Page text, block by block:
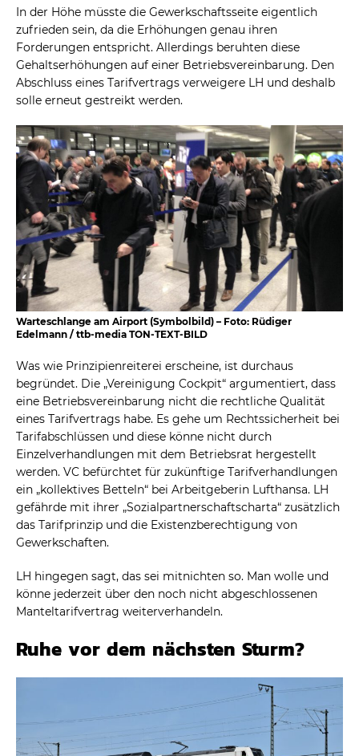
In der Höhe müsste die Gewerkschaftsseite eigentlich
zufrieden sein, da die Erhöhungen genau ihren
Forderungen entspricht. Allerdings beruhten diese
Gehaltserhöhungen auf einer Betriebsvereinbarung. Den
Abschluss eines Tarifvertrags verweigere LH und deshalb
solle erneut gestreikt werden.
Warteschlange am Airport (Symbolbild) – Foto: Rüdiger
Edelmann / ttb-media TON-TEXT-BILD
Was wie Prinzipienreiterei erscheine, ist durchaus
begründet. Die „Vereinigung Cockpit“ argumentiert, dass
eine Betriebsvereinbarung nicht die rechtliche Qualität
eines Tarifvertrags habe. Es gehe um Rechtssicherheit bei
Tarifabschlüssen und diese könne nicht durch
Einzelverhandlungen mit dem Betriebsrat hergestellt
werden. VC befürchtet für zukünftige Tarifverhandlungen
ein „kollektives Betteln“ bei Arbeitgeberin Lufthansa. LH
gefährde mit ihrer „Sozialpartnerschaftscharta“ zusätzlich
das Tarifprinzip und die Existenzberechtigung von
Gewerkschaften.
LH hingegen sagt, das sei mitnichten so. Man wolle und
könne jederzeit über den noch nicht abgeschlossenen
Manteltarifvertrag weiterverhandeln.
Ruhe vor dem nächsten Sturm?